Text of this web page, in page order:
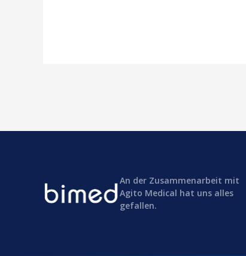
An der Zusammenarbeit mit
Agito Medical hat uns alles
gefallen.